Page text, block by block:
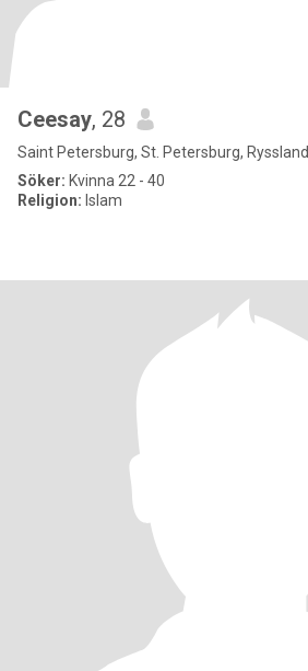
Ceesay, 28
Saint Petersburg, St. Petersburg, Ryssland
Söker: Kvinna 22 - 40
Religion: Islam